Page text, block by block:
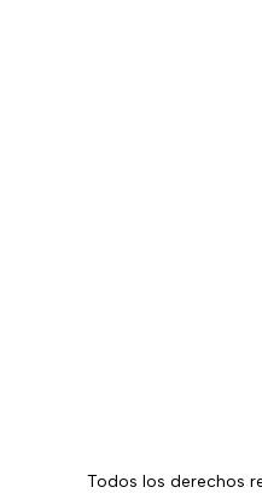
Todos los derechos